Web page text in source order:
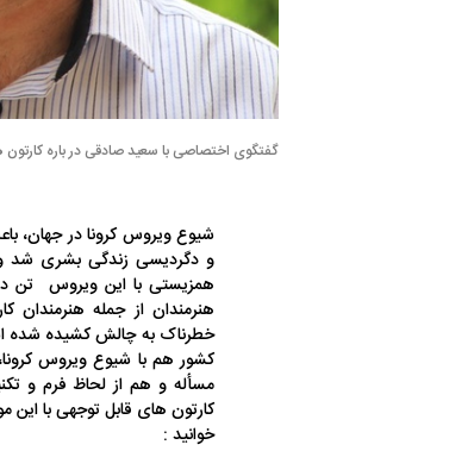
گفتگوی اختصاصی با سعید صادقی در باره
شیوع ویروس کرونا در جهان،
و دگردیسی زندگی بشری شد و
همزیستی با این ویروس تن
هنرمندان از جمله
خطرناک به چالش کشیده شده
کشور هم با شیوع ویروس
مسأله و هم از لحاظ فرم و
کارتون های قابل توجهی با این
خوانید :